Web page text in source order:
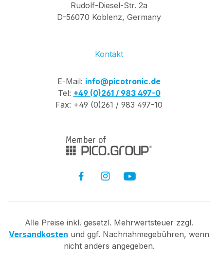
Rudolf-Diesel-Str. 2a
D-56070 Koblenz, Germany
Kontakt
E-Mail: info@picotronic.de
Tel: +49 (0)261 / 983 497-0
Fax: +49 (0)261 / 983 497-10
Alle Preise inkl. gesetzl. Mehrwertsteuer zzgl.
Versandkosten und ggf. Nachnahmegebühren, wenn
nicht anders angegeben.